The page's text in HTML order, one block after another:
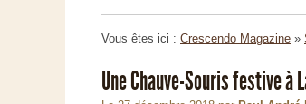
Vous êtes ici : Crescendo Magazine »
Une Chauve-Souris festive à